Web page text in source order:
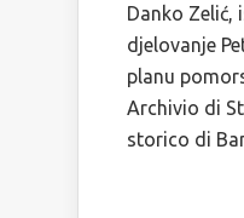
Danko Zelić,
djelovanje
planu
Archivio di
storico di